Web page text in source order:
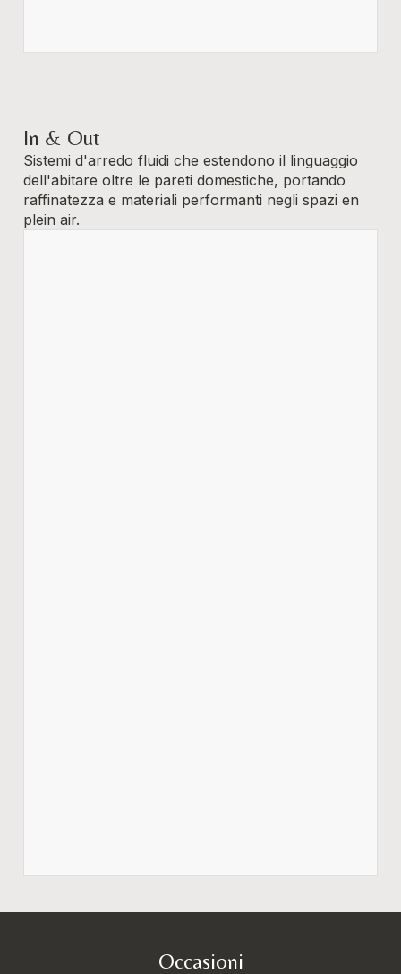
In & Out
Sistemi d'arredo fluidi che estendono il linguaggio
dell'abitare oltre le pareti domestiche, portando
raffinatezza e materiali performanti negli spazi en
plein air.
Occasioni